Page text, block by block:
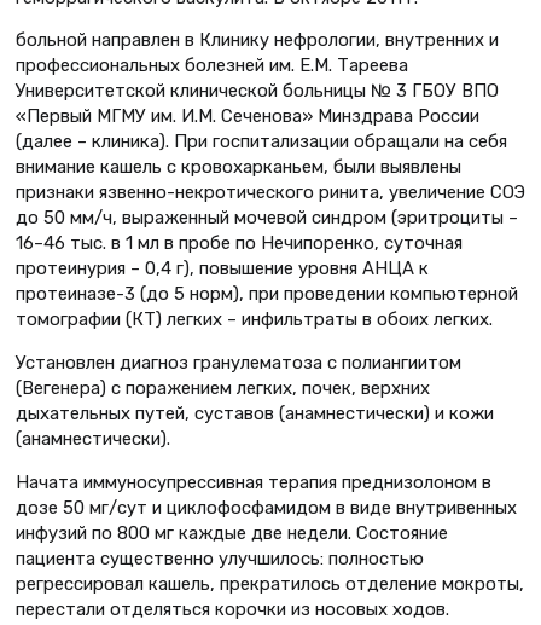
больной направлен в Клинику нефрологии, внутренних и
профессиональных болезней им. Е.М. Тареева
Университетской клинической больницы № 3 ГБОУ ВПО
«Первый МГМУ им. И.М. Сеченова» Минздрава России
(далее – клиника). При госпитализации обращали на себя
внимание кашель с кровохарканьем, были выявлены
признаки язвенно-некротического ринита, увеличение СОЭ
до 50 мм/ч, выраженный мочевой синдром (эритроциты –
16–46 тыс. в 1 мл в пробе по Нечипоренко, суточная
протеинурия – 0,4 г), повышение уровня АНЦА к
протеиназе-3 (до 5 норм), при проведении компьютерной
томографии (КТ) легких – инфильтраты в обоих легких.
Установлен диагноз гранулематоза с полиангиитом
(Вегенера) с поражением легких, почек, верхних
дыхательных путей, суставов (анамнестически) и кожи
(анамнестически).
Начата иммуносупрессивная терапия преднизолоном в
дозе 50 мг/сут и циклофосфамидом в виде внутривенных
инфузий по 800 мг каждые две недели. Состояние
пациента существенно улучшилось: полностью
регрессировал кашель, прекратилось отделение мокроты,
перестали отделяться корочки из носовых ходов.